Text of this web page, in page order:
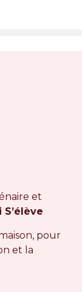
et
pour
et la